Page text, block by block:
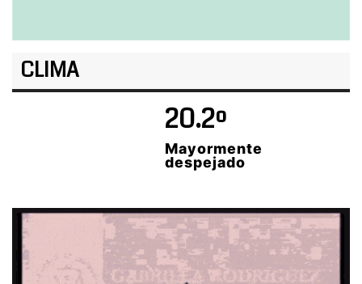
CLIMA
20.2º
Mayormente
despejado